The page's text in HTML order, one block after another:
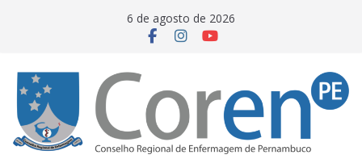
6 de agosto de 2026